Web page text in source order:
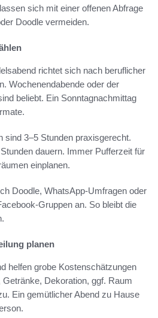
sich mit einer offenen Abfrage
Doodle vermeiden.
richtet sich nach beruflicher
Wochenendabende oder der
beliebt. Ein Sonntagnachmittag
sind 3–5 Stunden praxisgerecht.
dauern. Immer Pufferzeit für
einplanen.
Doodle, WhatsApp-Umfragen oder
Gruppen an. So bleibt die
planen
helfen grobe Kostenschätzungen
Dekoration, ggf. Raum
Ein gemütlicher Abend zu Hause